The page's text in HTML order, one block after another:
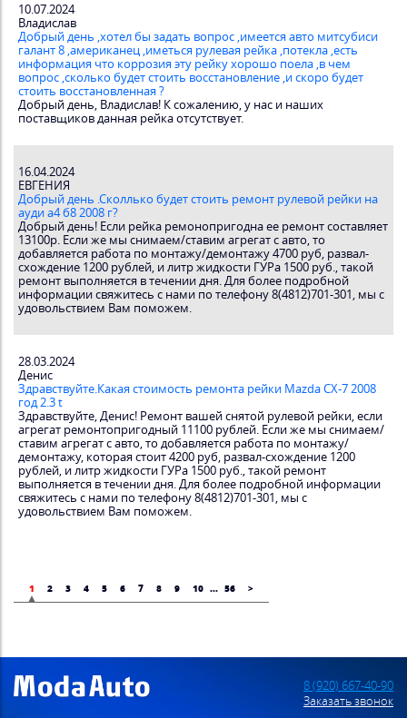
10.07.2024
Владислав
Добрый день ,хотел бы задать вопрос ,имеется авто митсубиси
галант 8 ,американец ,иметься рулевая рейка ,потекла ,есть
информация что коррозия эту рейку хорошо поела ,в чем
вопрос ,сколько будет стоить восстановление ,и скоро будет
стоить восстановленная ?
Добрый день, Владислав! К сожалению, у нас и наших
поставщиков данная рейка отсутствует.
16.04.2024
ЕВГЕНИЯ
Добрый день .Сколлько будет стоить ремонт рулевой рейки на
ауди а4 б8 2008 г?
Добрый день! Если рейка ремонопригодна ее ремонт составляет
13100р. Если же мы снимаем/ставим агрегат с авто, то
добавляется работа по монтажу/демонтажу 4700 руб, развал-
схождение 1200 рублей, и литр жидкости ГУРа 1500 руб., такой
ремонт выполняется в течении дня. Для более подробной
информации свяжитесь с нами по телефону 8(4812)701-301, мы с
удовольствием Вам поможем.
28.03.2024
Денис
Здравствуйте.Какая стоимость ремонта рейки Mazda CX-7 2008
год 2.3 t
Здравствуйте, Денис! Ремонт вашей снятой рулевой рейки, если
агрегат ремонтопригодный 11100 рублей. Если же мы снимаем/
ставим агрегат с авто, то добавляется работа по монтажу/
демонтажу, которая стоит 4200 руб, развал-схождение 1200
рублей, и литр жидкости ГУРа 1500 руб., такой ремонт
выполняется в течении дня. Для более подробной информации
свяжитесь с нами по телефону 8(4812)701-301, мы с
удовольствием Вам поможем.
1 2 3 4 5 6 7 8 9 10 ... 56 >
8 (920) 667-40-90
Заказать звонок